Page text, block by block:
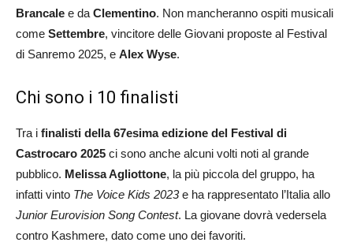
Brancale e da Clementino. Non mancheranno ospiti musicali
come Settembre, vincitore delle Giovani proposte al Festival
di Sanremo 2025, e Alex Wyse.
Chi sono i 10 finalisti
Tra i finalisti della 67esima edizione del Festival di
Castrocaro 2025 ci sono anche alcuni volti noti al grande
pubblico. Melissa Agliottone, la più piccola del gruppo, ha
infatti vinto The Voice Kids 2023e ha rappresentato l’Italia allo
Junior Eurovision Song Contest. La giovane dovrà vedersela
contro Kashmere, dato come uno dei favoriti.